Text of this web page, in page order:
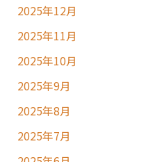
2025年12月
2025年11月
2025年10月
2025年9月
2025年8月
2025年7月